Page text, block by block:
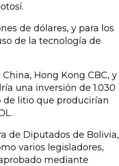
de dólares, y para los
de la tecnología de
Hong Kong CBC, y
una inversión de 1.030
de litio que producirían
de Diputados de Bolivia,
varios legisladores,
mediante